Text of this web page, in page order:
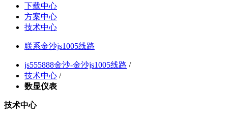
下载中心
方案中心
技术中心
联系金沙js1005线路
js555888金沙-金沙js1005线路 /
技术中心 /
数显仪表
技术中心